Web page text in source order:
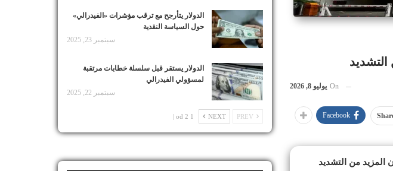
On يوليو 8, 2026
Facebook
المزيد من التشديد
الدولار يتأرجح مع ترقب مؤشرات «الفيدرالي»
حول السياسة النقدية
سبتمبر 23, 2025
الدولار يستقر قبل سلسلة خطابات مرتقبة
لمسؤولي الفيدرالي
سبتمبر 22, 2025
NEXT
1 od 2 |